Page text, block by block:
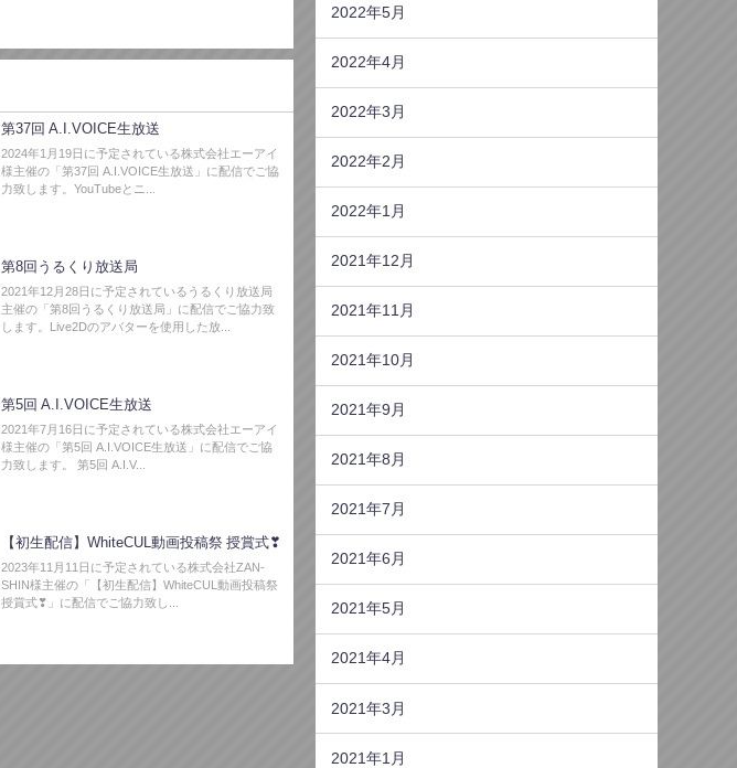
第37回 A.I.VOICE生放送
2024年1月19日に予定されている株式会社エーアイ
様主催の「第37回 A.I.VOICE生放送」に配信でご協
力致します。YouTubeとニ...
第8回うるくり放送局
2021年12月28日に予定されているうるくり放送局
主催の「第8回うるくり放送局」に配信でご協力致
します。Live2Dのアバターを使用した放...
第5回 A.I.VOICE生放送
2021年7月16日に予定されている株式会社エーアイ
様主催の「第5回 A.I.VOICE生放送」に配信でご協
力致します。 第5回 A.I.V...
【初生配信】WhiteCUL動画投稿祭 授賞式❣
2023年11月11日に予定されている株式会社ZAN-
SHIN様主催の「【初生配信】WhiteCUL動画投稿祭
授賞式❣」に配信でご協力致し...
2022年5月
2022年4月
2022年3月
2022年2月
2022年1月
2021年12月
2021年11月
2021年10月
2021年9月
2021年8月
2021年7月
2021年6月
2021年5月
2021年4月
2021年3月
2021年1月